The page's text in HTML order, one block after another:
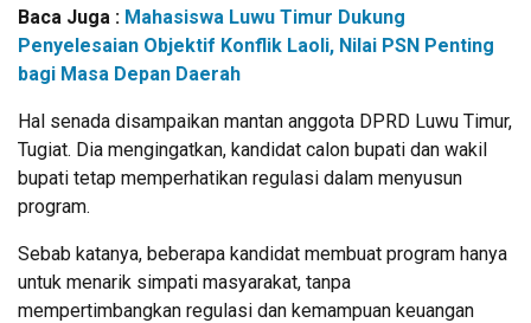
Baca Juga : Mahasiswa Luwu Timur Dukung
Penyelesaian Objektif Konflik Laoli, Nilai PSN Penting
bagi Masa Depan Daerah
Hal senada disampaikan mantan anggota DPRD Luwu Timur,
Tugiat. Dia mengingatkan, kandidat calon bupati dan wakil
bupati tetap memperhatikan regulasi dalam menyusun
program.
Sebab katanya, beberapa kandidat membuat program hanya
untuk menarik simpati masyarakat, tanpa
mempertimbangkan regulasi dan kemampuan keuangan